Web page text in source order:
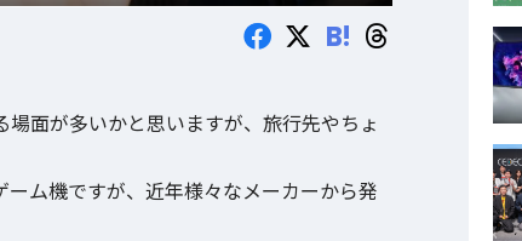
B!
面が多いかと思いますが、旅行先やちょ
ム機ですが、近年様々なメーカーから発